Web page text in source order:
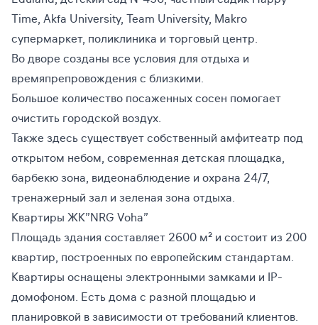
Time, Akfa University, Team University, Makro
супермаркет, поликлиника и торговый центр.
Во дворе созданы все условия для отдыха и
времяпрепровождения с близкими.
Большое количество посаженных сосен помогает
очистить городской воздух.
Также здесь существует собственный амфитеатр под
открытом небом, современная детская площадка,
барбекю зона, видеонаблюдение и охрана 24/7,
тренажерный зал и зеленая зона отдыха.
Квартиры ЖК”NRG Voha”
Площадь здания составляет 2600 м² и состоит из 200
квартир, построенных по европейским стандартам.
Квартиры оснащены электронными замками и IP-
домофоном. Есть дома с разной площадью и
планировкой в зависимости от требований клиентов.